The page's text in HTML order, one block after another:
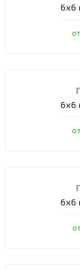
6х6
от
6х6
6х6